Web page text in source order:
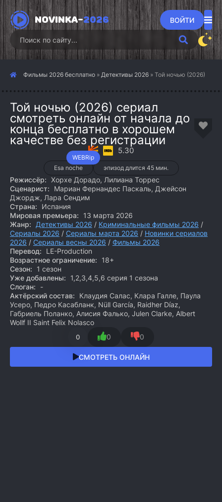
NOVINKA-2026 ВОЙТИ
Фильмы 2026 бесплатно » Детективы 2026 » Той ночью (2026)
Той ночью (2026) сериал
смотреть онлайн от начала до
конца бесплатно в хорошем
качестве без регистрации
WEBRip
5.30
Esa noche эпизод длится 45 мин.
Режиссёр: Хорхе Дорадо, Лилиана Торрес
Сценарист:
Мариан Фернандес Паскаль, Джейсон
Джордж, Лара Сендим
Страна:
Испания
Мировая премьера:
13 марта 2026
Жанр:
Детективы 2026 / Криминальные фильмы 2026 /
Сериалы 2026 / Сериалы марта 2026 / Новинки сериалов
2026 / Сериалы весны 2026 / Фильмы 2026
Перевод:
LE-Production
Возрастное ограничение:
18+
Сезон:
1 сезон
Уже добавлены:
1,2,3,4,5,6 серия 1 сезона
Слоган:
-
Актёрский состав:
Клаудия Салас, Клара Галле, Паула
Усеро, Педро Касабланк, Nüll García, Raidher Díaz,
Габриель Поланко, Алисия Фалько, Julen Clarke, Albert
Wollf II Saint Felix Nolasco
0 0 0
СМОТРЕТЬ ОНЛАЙН